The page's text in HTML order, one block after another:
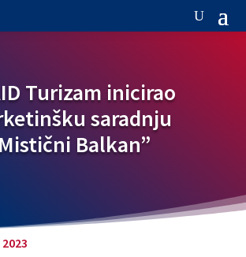
Turizam inicirao
saradnju
Balkan”